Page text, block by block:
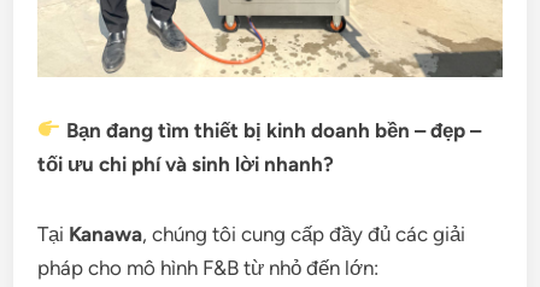
Bạn đang tìm thiết bị kinh doanh bền – đẹp –
tối ưu chi phí và sinh lời nhanh?
Tại Kanawa, chúng tôi cung cấp đầy đủ các giải
pháp cho mô hình F&B từ nhỏ đến lớn: